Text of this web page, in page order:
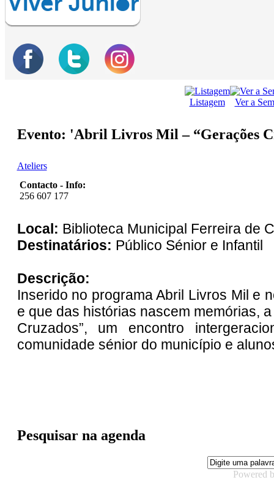
Listagem Ver a
Evento: 'Abril Livros Mil – “Gerações
Ateliers
Contacto - Info:
256 607 177
Local: Biblioteca Municipal Ferreira de
Destinatários: Público Sénior e Infantil
Descrição:
Inserido no programa Abril Livros Mil e
e que das histórias nascem memórias,
Cruzados”, um encontro
comunidade sénior do município e
Pesquisar na agenda
Powered